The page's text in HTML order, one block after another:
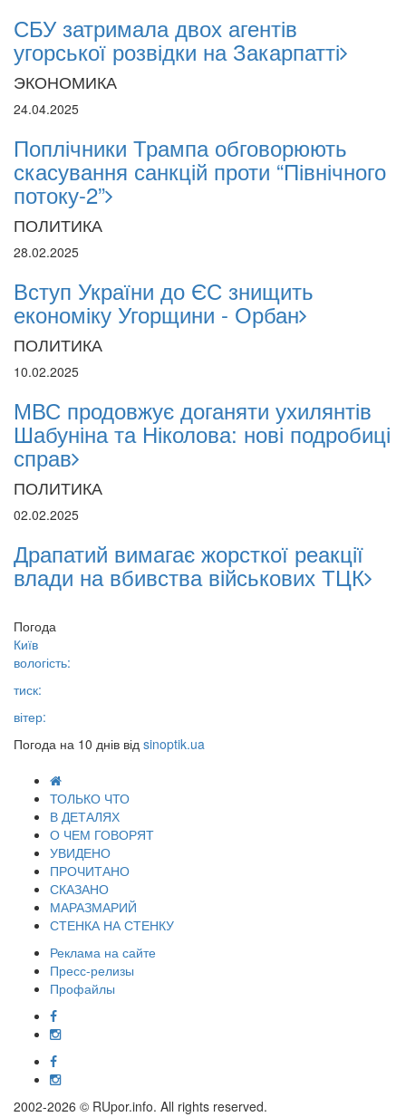
СБУ затримала двох агентів
угорської розвідки на Закарпатті
ЭКОНОМИКА
24.04.2025
Поплічники Трампа обговорюють
скасування санкцій проти “Північного
потоку-2”
ПОЛИТИКА
28.02.2025
Вступ України до ЄС знищить
економіку Угорщини - Орбан
ПОЛИТИКА
10.02.2025
МВС продовжує доганяти ухилянтів
Шабуніна та Ніколова: нові подробиці
справ
ПОЛИТИКА
02.02.2025
Драпатий вимагає жорсткої реакції
влади на вбивства військових ТЦК
Погода
Київ
вологість:
тиск:
вітер:
Погода на 10 днів від sinoptik.ua
ТОЛЬКО ЧТО
В ДЕТАЛЯХ
О ЧЕМ ГОВОРЯТ
УВИДЕНО
ПРОЧИТАНО
СКАЗАНО
МАРАЗМАРИЙ
СТЕНКА НА СТЕНКУ
Реклама на сайте
Пресс-релизы
Профайлы
2002-2026 © RUpor.info. All rights reserved.